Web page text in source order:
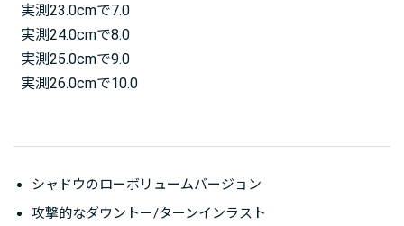
実測23.0cmで7.0
実測24.0cmで8.0
実測25.0cmで9.0
実測26.0cmで10.0
シャドウのローボリュームバージョン
攻撃的なダウントー/ターンインラスト